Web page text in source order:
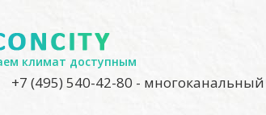
климат доступным
+7 (495) 540-42-80 - многоканальный